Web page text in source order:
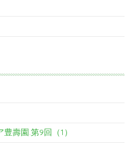
壽園.第9回（1）